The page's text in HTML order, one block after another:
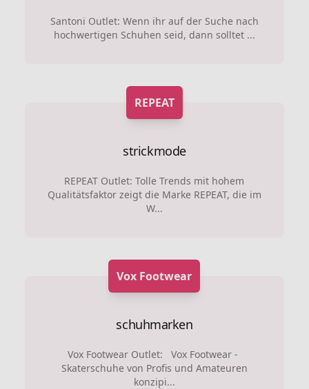
Santoni Outlet: Wenn ihr auf der Suche nach
hochwertigen Schuhen seid, dann solltet ...
REPEAT
strickmode
REPEAT Outlet: Tolle Trends mit hohem
Qualitätsfaktor zeigt die Marke REPEAT, die im
W...
Vox Footwear
schuhmarken
Vox Footwear Outlet: Vox Footwear -
Skaterschuhe von Profis und Amateuren
konzipi...